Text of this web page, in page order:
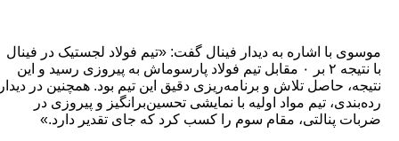
اشاره به دیدار فینال گفت: «تیم فولاد لجستیک در فینال
با نتیجه ۲ بر ۰ مقابل تیم فولاد پارسوماش به پیروزی رسید و این
حاصل تلاش و برنامه‌ریزی دقیق این تیم بود. همچنین در دیدار
تیم مواد اولیه با نمایشی تحسین‌برانگیز و پیروزی در
پنالتی، مقام سوم را کسب کرد که جای تقدیر دارد.»